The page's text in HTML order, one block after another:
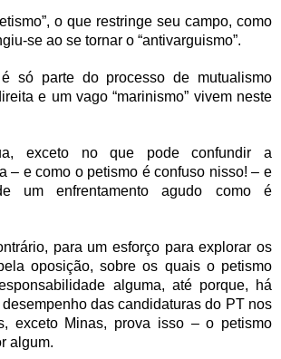
o que restringe seu campo, como
se ao se tornar o “antivarguismo”.
é só parte do processo de mutualismo
e um vago “marinismo” vivem neste
exceto no que pode confundir a
– e como o petismo é confuso nisso! – e
um enfrentamento agudo como é
para um esforço para explorar os
oposição, sobre os quais o petismo
alguma, até porque, há
das candidaturas do PT nos
exceto Minas, prova isso – o petismo
algum.